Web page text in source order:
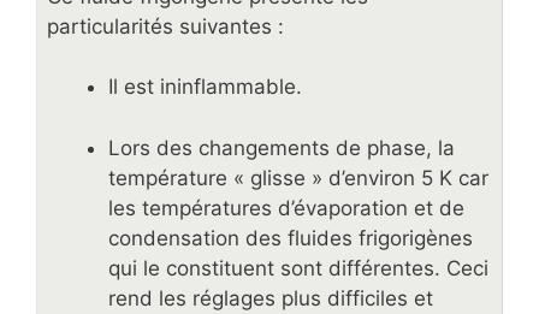
particularités suivantes :
Il est ininflammable.
Lors des changements de phase, la
température « glisse » d’environ 5 K car
les températures d’évaporation et de
condensation des fluides frigorigènes
qui le constituent sont différentes. Ceci
rend les réglages plus difficiles et